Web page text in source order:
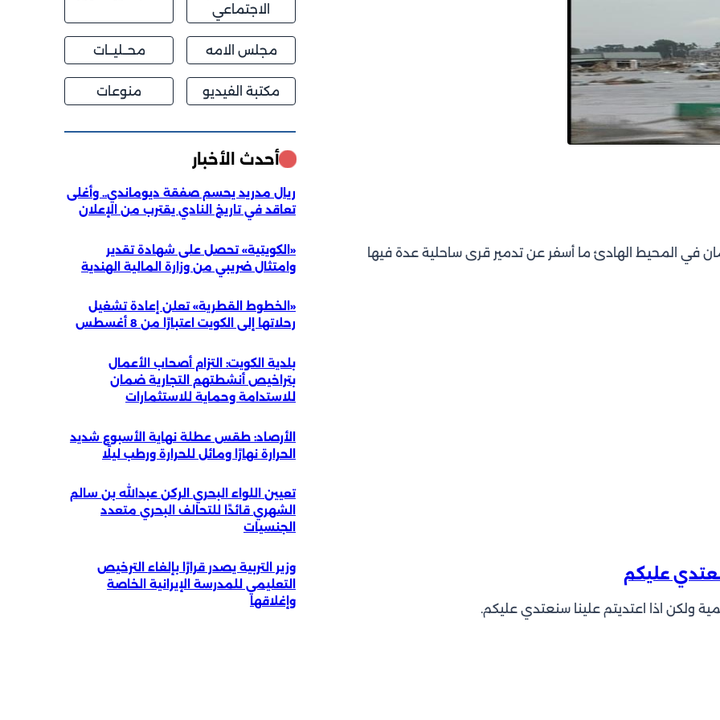
في المحيط الهادئ ما أسفر عن تدمير قرى ساحلية عدة فيها
عليكم
ولكن اذا اعتديتم علينا سنعتدي عليكم.
الاجتماعي
مجلس الامه محــليــات
مكتبة الفيديو منوعات
أحدث الأخبار
ريال مدريد يحسم صفقة ديوماندي.. وأغلى
تعاقد في تاريخ النادي يقترب من الإعلان
«الكويتية» تحصل على شهادة تقدير
وامتثال ضريبي من وزارة المالية الهندية
«الخطوط القطرية» تعلن إعادة تشغيل
رحلاتها إلى الكويت اعتبارًا من 8 أغسطس
بلدية الكويت: التزام أصحاب الأعمال
بتراخيص أنشطتهم التجارية ضمان
للاستدامة وحماية للاستثمارات
الأرصاد: طقس عطلة نهاية الأسبوع شديد
الحرارة نهارًا ومائل للحرارة ورطب ليلًا
تعيين اللواء البحري الركن عبدالله بن سالم
الشهري قائدًا للتحالف البحري متعدد
الجنسيات
وزير التربية يصدر قرارًا بإلغاء الترخيص
التعليمي للمدرسة الإيرانية الخاصة
وإغلاقها